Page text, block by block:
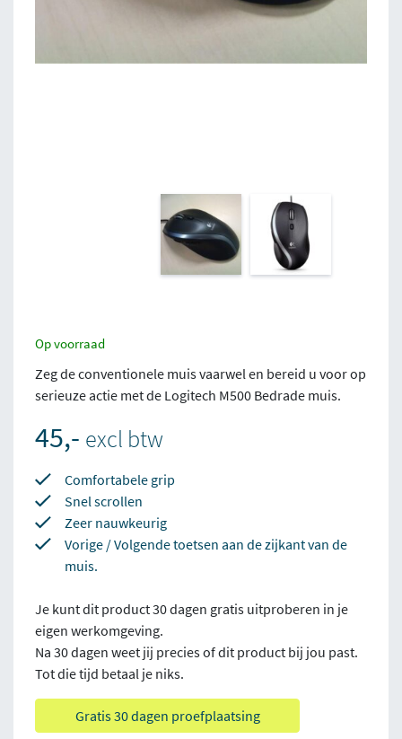
Op voorraad
Zeg de conventionele muis vaarwel en bereid u voor op
serieuze actie met de Logitech M500 Bedrade muis.
45,- excl btw
Comfortabele grip
Snel scrollen
Zeer nauwkeurig
Vorige / Volgende toetsen aan de zijkant van de
muis.
Je kunt dit product 30 dagen gratis uitproberen in je
eigen werkomgeving.
Na 30 dagen weet jij precies of dit product bij jou past.
Tot die tijd betaal je niks.
Gratis 30 dagen proefplaatsing